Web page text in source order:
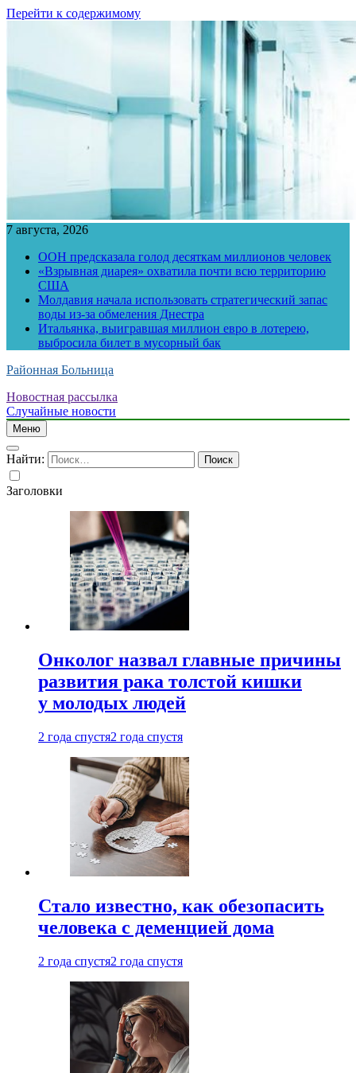
Перейти к содержимому
7 августа, 2026
ООН предсказала голод десяткам миллионов человек
«Взрывная диарея» охватила почти всю территорию
США
Молдавия начала использовать стратегический запас
воды из-за обмеления Днестра
Итальянка, выигравшая миллион евро в лотерею,
выбросила билет в мусорный бак
Районная Больница
Новостная рассылка
Случайные новости
Меню
Найти:
Заголовки
Онколог назвал главные причины
развития рака толстой кишки
у молодых людей
2 года спустя2 года спустя
Стало известно, как обезопасить
человека с деменцией дома
2 года спустя2 года спустя